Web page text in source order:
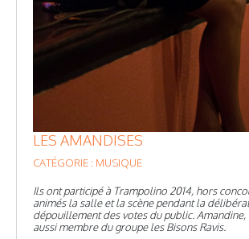
LES AMANDISES
CATÉGORIE : MUSIQUE
Ils ont participé à Trampolino 2014, hors
animés la salle et la scène pendant la
dépouillement des votes du public. Amandine,
aussi membre du groupe les Bisons Ravis.